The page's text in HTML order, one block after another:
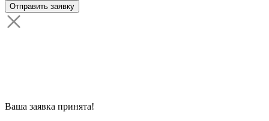
Ваша заявка принята!